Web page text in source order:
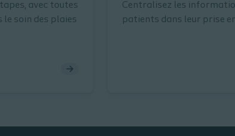
avec toutes
soin des plaies
Centralisez les
patients dans leur prise